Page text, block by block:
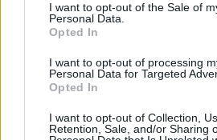
I want to opt-out of the Sale of
Personal Data.
Opted In
I want to opt-out of processing
Personal Data for Targeted
Opted In
I want to opt-out of Collection,
Retention, Sale, and/or Sharing